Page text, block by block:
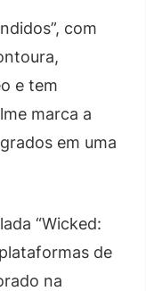
com
e tem
marca a
em uma
“Wicked:
de
na